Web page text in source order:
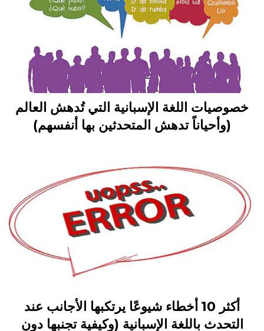
خصوصيات اللغة الإسبانية التي تُدهش العالم
(وأحياناً تدهش المتحدثين بها أنفسهم)
أكثر 10 أخطاء شيوعًا يرتكبها الأجانب عند
التحدث باللغة الإسبانية (وكيفية تجنبها دون